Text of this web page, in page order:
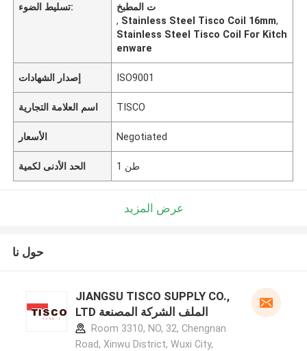
تسليط الضوء:
ت المطبخ
, Stainless Steel Tisco Coil 16mm,
Stainless Steel Tisco Coil For Kitch
enware
إصدار الشهادات ISO9001
اسم العلامة التجارية TISCO
الأسعار Negotiated
الحد الأدنى لكمية 1 طن
عرض المزيد
حول نا
JIANGSU TISCO SUPPLY CO.,
LTD الملف الشركة المصنعة
Room 3310, NO, 32, Chengnan
Road, Xinwu District, Wuxi City,